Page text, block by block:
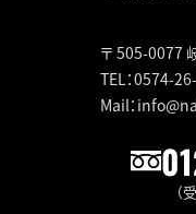
〒 505-0077
TEL：0574-
Mail：
（